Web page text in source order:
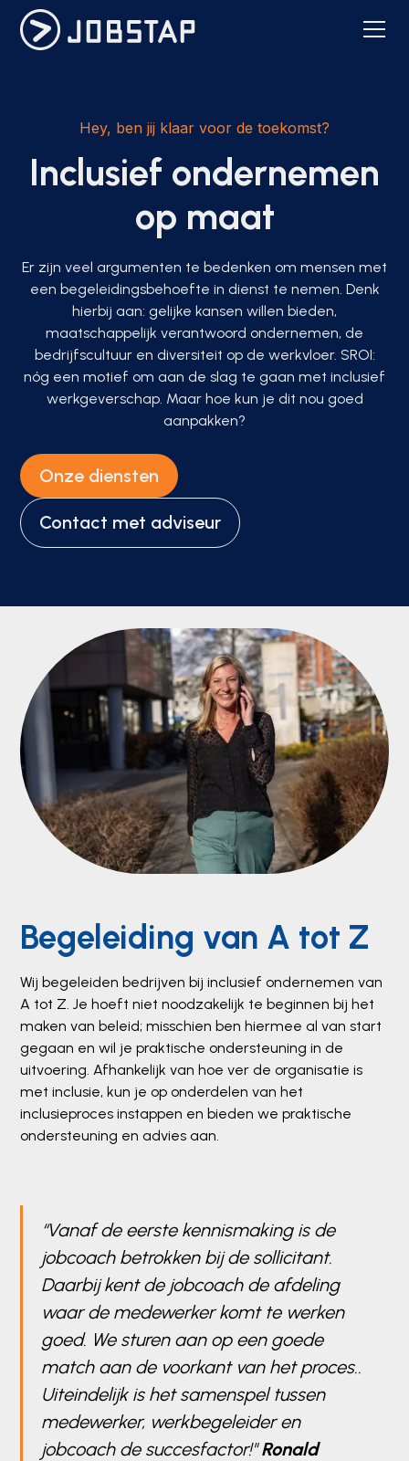
Hey, ben jij klaar voor de toekomst?
Inclusief ondernemen
op maat
Er zijn veel argumenten te bedenken om mensen met
een begeleidingsbehoefte in dienst te nemen. Denk
hierbij aan: gelijke kansen willen bieden,
maatschappelijk verantwoord ondernemen, de
bedrijfscultuur en diversiteit op de werkvloer. SROI:
nóg een motief om aan de slag te gaan met inclusief
werkgeverschap. Maar hoe kun je dit nou goed
aanpakken?
Onze diensten
Contact met adviseur
Begeleiding van A tot Z
Wij begeleiden bedrijven bij inclusief ondernemen van
A tot Z. Je hoeft niet noodzakelijk te beginnen bij het
maken van beleid; misschien ben hiermee al van start
gegaan en wil je praktische ondersteuning in de
uitvoering. Afhankelijk van hoe ver de organisatie is
met inclusie, kun je op onderdelen van het
inclusieproces instappen en bieden we praktische
ondersteuning en advies aan.
“Vanaf de eerste kennismaking is de
jobcoach betrokken bij de sollicitant.
Daarbij kent de jobcoach de afdeling
waar de medewerker komt te werken
goed. We sturen aan op een goede
match aan de voorkant van het proces..
Uiteindelijk is het samenspel tussen
medewerker, werkbegeleider en
jobcoach de succesfactor!"Ronald